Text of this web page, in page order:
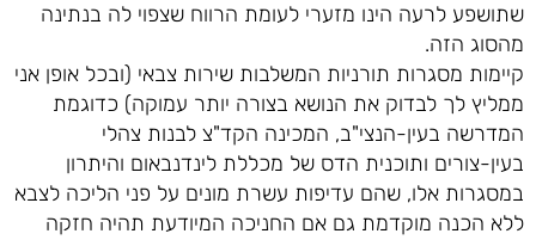
שתושפע לרעה הינו מזערי לעומת הרווח שצפוי לה בנתינה
מהסוג הזה.
קיימות מסגרות תורניות המשלבות שירות צבאי (ובכל אופן אני
ממליץ לך לבדוק את הנושא בצורה יותר עמוקה) כדוגמת
המדרשה בעין-הנצי"ב, המכינה הקד"צ לבנות צהלי
בעין-צורים ותוכנית הדס של מכללת לינדנבאום והיתרון
במסגרות אלו, שהם עדיפות עשרת מונים על פני הליכה לצבא
ללא הכנה מוקדמת גם אם החניכה המיודעת תהיה חזקה